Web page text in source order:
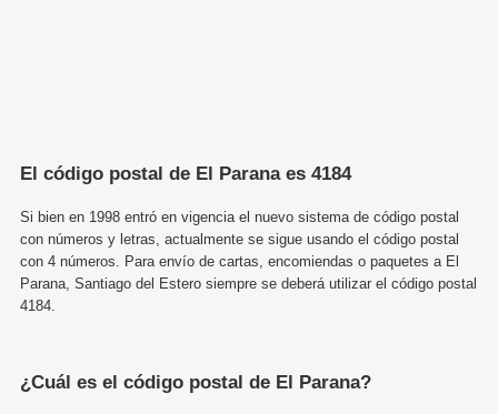
El código postal de El Parana es 4184
Si bien en 1998 entró en vigencia el nuevo sistema de código postal
con números y letras, actualmente se sigue usando el código postal
con 4 números. Para envío de cartas, encomiendas o paquetes a El
Parana, Santiago del Estero siempre se deberá utilizar el código postal
4184.
¿Cuál es el código postal de El Parana?